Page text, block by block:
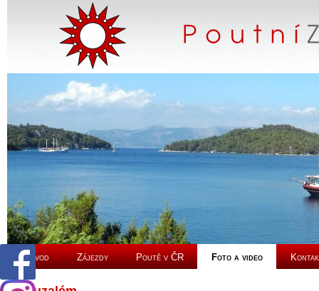
Úvod Zájezdy Poutě v ČR Foto a video